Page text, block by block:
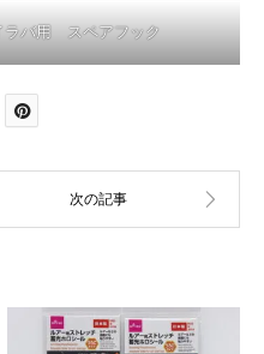
ラバ用 スペアフック